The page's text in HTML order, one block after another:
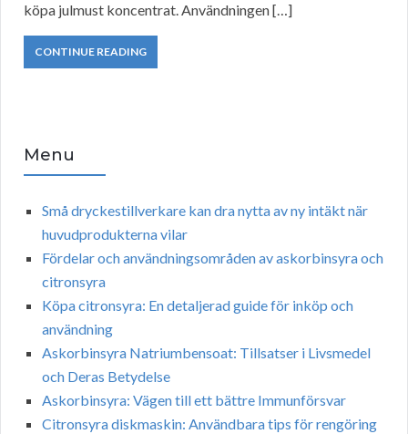
köpa julmust koncentrat. Användningen […]
CONTINUE READING
Menu
Små dryckestillverkare kan dra nytta av ny intäkt när
huvudprodukterna vilar
Fördelar och användningsområden av askorbinsyra och
citronsyra
Köpa citronsyra: En detaljerad guide för inköp och
användning
Askorbinsyra Natriumbensoat: Tillsatser i Livsmedel
och Deras Betydelse
Askorbinsyra: Vägen till ett bättre Immunförsvar
Citronsyra diskmaskin: Användbara tips för rengöring